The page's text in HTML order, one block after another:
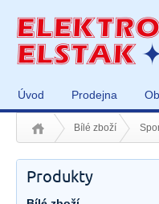
Úvod Prodejna
Bílé zboží
Produkty